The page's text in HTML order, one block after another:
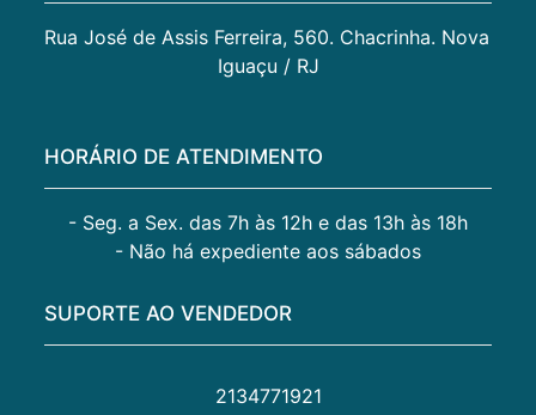
Rua José de Assis Ferreira, 560. Chacrinha. Nova
Iguaçu / RJ
HORÁRIO DE ATENDIMENTO
- Seg. a Sex. das 7h às 12h e das 13h às 18h
- Não há expediente aos sábados
SUPORTE AO VENDEDOR
2134771921